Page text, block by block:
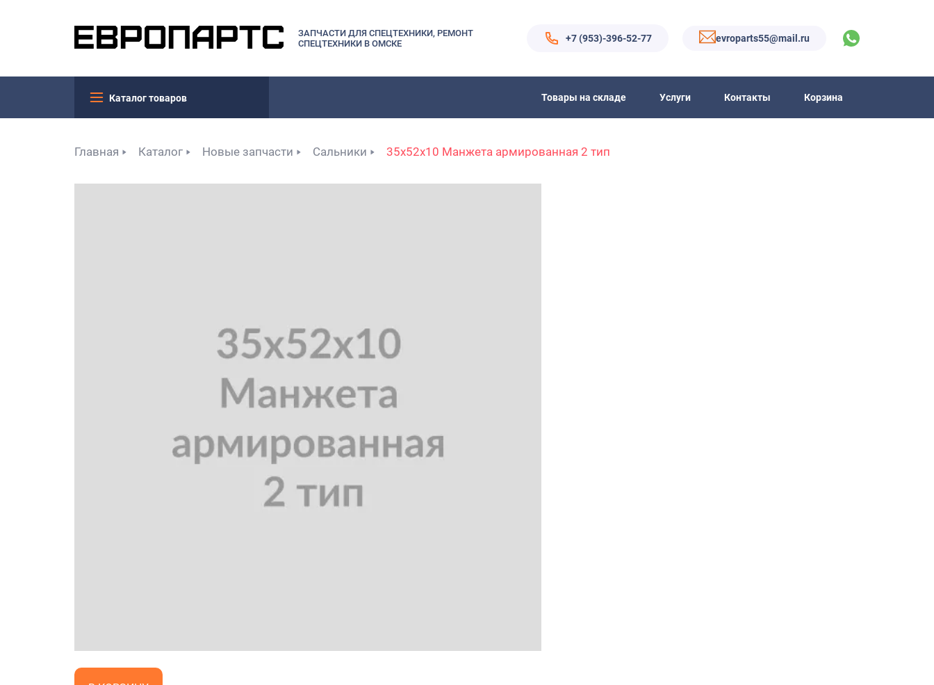
ЗАПЧАСТИ ДЛЯ СПЕЦТЕХНИКИ, РЕМОНТ
СПЕЦТЕХНИКИ В ОМСКЕ
+7 (953)-396-52-77 evroparts55@mail.ru
Каталог товаров Товары на складе Услуги Контакты Корзина
Главная Каталог Новые запчасти Сальники 35x52x10 Манжета армированная 2 тип